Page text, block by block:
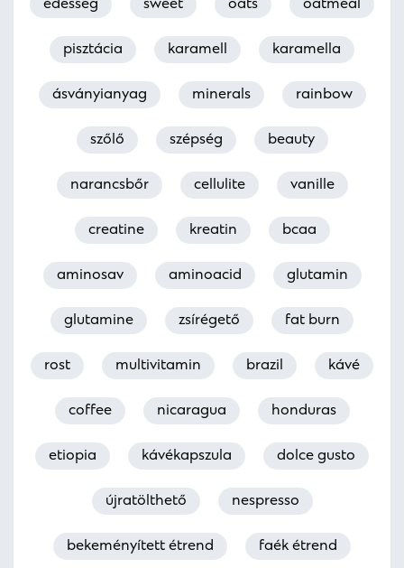
édésség sweet oats oatmeal
pisztácia karamell karamella
ásványianyag minerals rainbow
szőlő szépség beauty
narancsbőr cellulite vanille
creatine kreatin bcaa
aminosav aminoacid glutamin
glutamine zsírégető fat burn
rost multivitamin brazil kávé
coffee nicaragua honduras
etiopia kávékapszula dolce gusto
újratölthető nespresso
bekeményített étrend faék étrend